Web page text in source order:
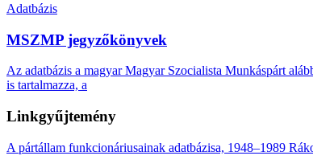
Adatbázis
MSZMP jegyzőkönyvek
Az adatbázis a magyar Magyar Szocialista Munkáspárt
is tartalmazza, a
Linkgyűjtemény
A pártállam funkcionáriusainak adatbázisa, 1948–1989